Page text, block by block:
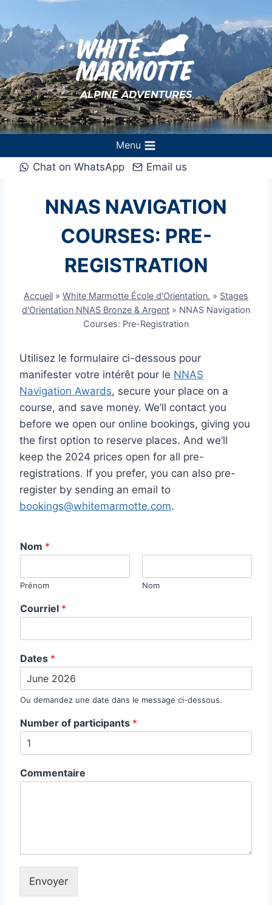
au
contenu
ALPINE ADVENTURES
Menu
Chat on WhatsApp
Email us
NNAS NAVIGATION
COURSES: PRE-
REGISTRATION
Accueil » White Marmotte École d'Orientation. » Stages
d'Orientation NNAS Bronze & Argent » NNAS Navigation
Courses: Pre-Registration
Utilisez le formulaire ci-dessous pour
manifester votre intérêt pour le NNAS
Navigation Awards, secure your place on a
course, and save money. We’ll contact you
before we open our online bookings, giving you
the first option to reserve places. And we’ll
keep the 2024 prices open for all pre-
registrations. If you prefer, you can also pre-
register by sending an email to
bookings@whitemarmotte.com.
Nom *
Prénom Nom
N
u
b
r
a
t
s
m
e
Courriel *
Dates *
Ou demandez une date dans le message ci-dessous.
Number of participants *
Commentaire
Envoyer